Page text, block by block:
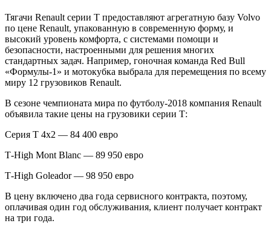
Тягачи Renault серии Т предоставляют агрегатную базу Volvo
по цене Renault, упакованную в современную форму, и
высокий уровень комфорта, с системами помощи и
безопасности, настроенными для решения многих
стандартных задач. Например, гоночная команда Red Bull
«Формулы-1» и мотокубка выбрала для перемещения по всему
миру 12 грузовиков Renault.
В сезоне чемпионата мира по футболу-2018 компания Renault
объявила такие цены на грузовики серии Т:
Серия Т 4х2 — 84 400 евро
Т-High Mont Blanc — 89 950 евро
Т-High Goleador — 98 950 евро
В цену включено два года сервисного контракта, поэтому,
оплачивая один год обслуживания, клиент получает контракт
на три года.